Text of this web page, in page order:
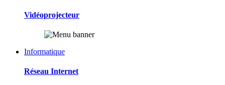
Vidéoprojecteur
Informatique
Réseau Internet